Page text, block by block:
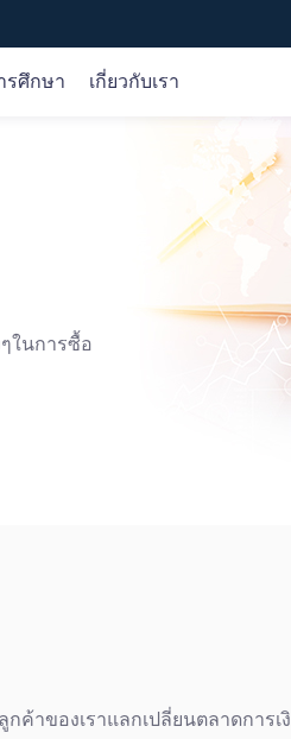
เงินดิจิทัล
อร์มการซื้อขาย iOS, Android, เว็บ
รศึกษา
ยพื้นฐาน
เกี่ยวกับเรา
รคุ้มครองเงินของลูกค้า
ในการซื้อ
ค้าของเราแลกเปลี่ยนตลาดกา